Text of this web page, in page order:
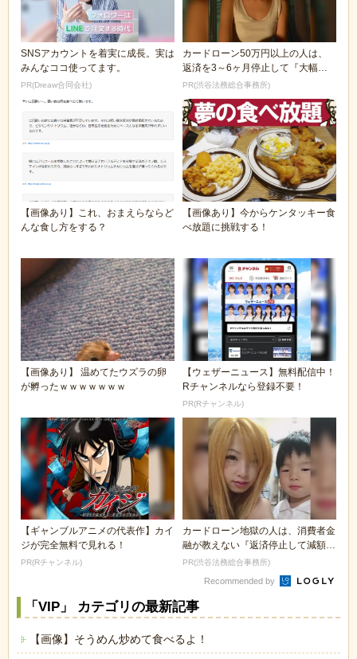
SNSアカウントを着実に成長。実は
みんなココ使ってます。
PR(Dreaw合同会社)
カードローン50万円以上の人は、
返済を3～6ヶ月停止して『大幅に
減額してから返済...
PR(渋谷法務総合事務所)
【画像あり】これ、おまえらならど
んな食し方をする？
【画像あり】今からケンタッキー食
べ放題に挑戦する！
【画像あり】 温めてたウズラの卵
が孵ったｗｗｗｗｗｗｗ
【ウェザーニュース】無料配信中！
Rチャンネルなら登録不要！
PR(Rチャンネル)
【ギャンブルアニメの代表作】カイ
ジが完全無料で見れる！
PR(Rチャンネル)
カードローン地獄の人は、消費者金
融が教えない『返済停止して減額・
免除する方法』で...
PR(渋谷法務総合事務所)
Recommended by
「VIP」 カテゴリの最新記事
【画像】そうめん炒めて食べるよ！